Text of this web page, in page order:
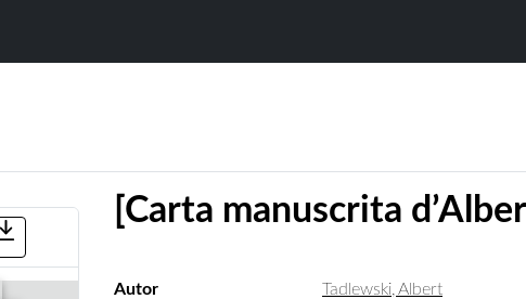
[Carta manuscrita
Autor
Tadlewski, Albert